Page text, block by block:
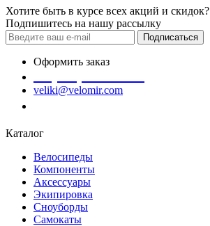
Хотите быть в курсе всех акций и скидок?
Подпишитесь на нашу рассылку
Подписаться
Оформить заказ
veliki@velomir.com
Каталог
Велосипеды
Компоненты
Аксессуары
Экипировка
Сноуборды
Самокаты